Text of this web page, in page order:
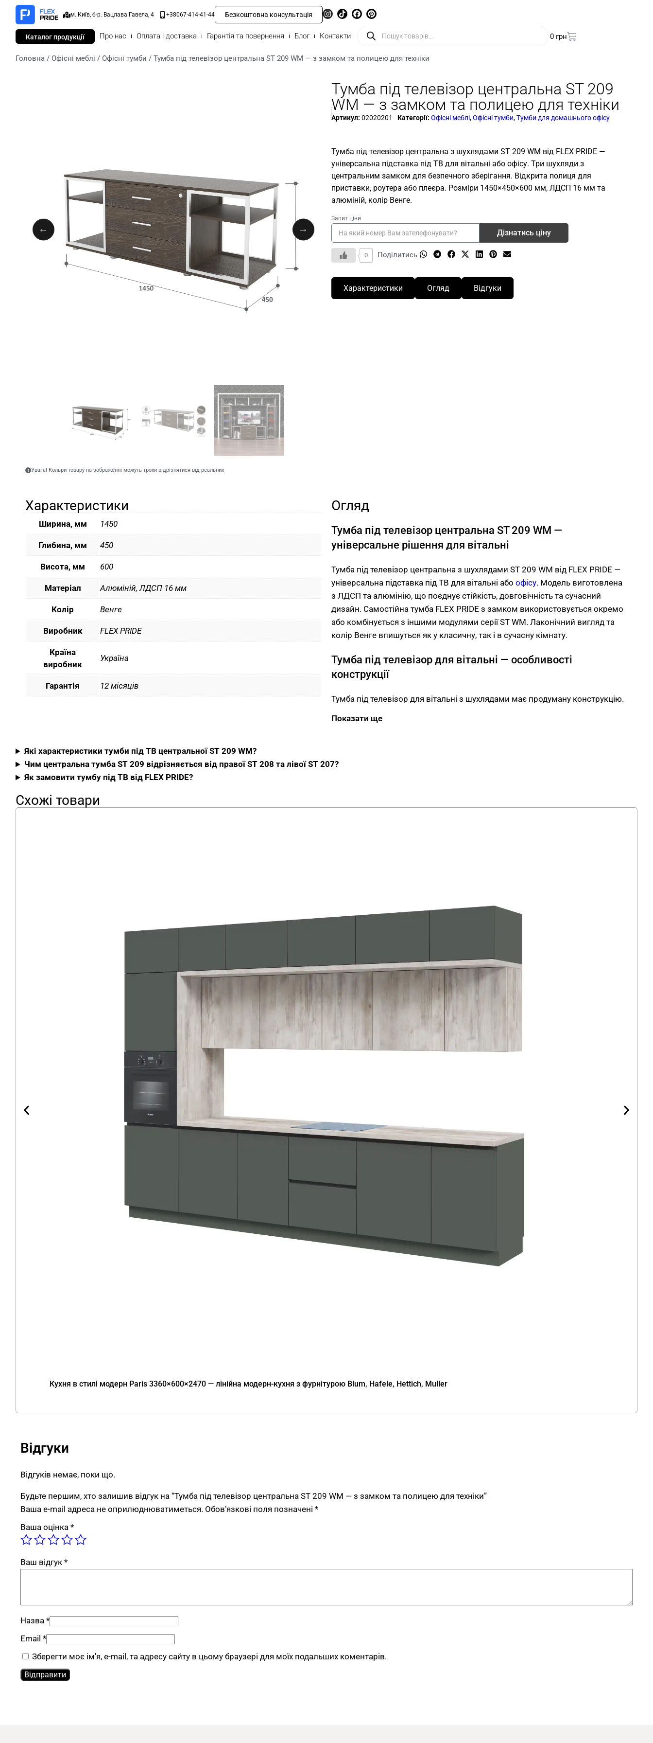
м. Київ, б-р. Вацлава Гавела, 4 +38067-414-41-44 Безкоштовна консультація
Каталог продукції Про нас Оплата і доставка Гарантія та повернення Блог Контакти 0 грн
Головна / Офісні меблі / Офісні тумби / Тумба під телевізор центральна ST 209 WM — з замком та полицею для техніки
Увага! Кольри товару на зображенні можуть трохи відрізнятися від реальних
Тумба під телевізор центральна ST 209
WM — з замком та полицею для техніки
Артикул: 02020201 Категорії: Офісні меблі,Офісні тумби,Тумби для домашнього офісу
Тумба під телевізор центральна з шухлядами ST 209 WM від FLEX PRIDE —
універсальна підставка під ТВ для вітальні або офісу. Три шухляди з
центральним замком для безпечного зберігання. Відкрита полиця для
приставки, роутера або плеєра. Розміри 1450×450×600 мм, ЛДСП 16 мм та
алюміній, колір Венге.
Запит ціни
Дізнатись ціну
0 Поділитись
Характеристики Огляд Відгуки
Характеристики
Ширина, мм 1450
Глибина, мм 450
Висота, мм 600
Матеріал Алюміній, ЛДСП 16 мм
Колір Венге
Виробник FLEX PRIDE
Країна
виробник
Україна
Гарантія 12 місяців
Огляд
Тумба під телевізор центральна ST 209 WM —
універсальне рішення для вітальні
Тумба під телевізор центральна з шухлядами ST 209 WM від FLEX PRIDE —
універсальна підставка під ТВ для вітальні або офісу. Модель виготовлена
з ЛДСП та алюмінію, що поєднує стійкість, довговічність та сучасний
дизайн. Самостійна тумба FLEX PRIDE з замком використовується окремо
або комбінується з іншими модулями серії ST WM. Лаконічний вигляд та
колір Венге впишуться як у класичну, так і в сучасну кімнату.
Тумба під телевізор для вітальні — особливості
конструкції
Тумба під телевізор для вітальні з шухлядами має продуману конструкцію.
документів, пультів та дрібних предметів. Міцні металеві направляючі
стільниця розрахована під розміщення сучасного телевізора. Отвір у
перевантажує інтер’єр, підходить як для класичних, так і для сучасних
кімнат.
Широкий вибір кольорів.Венге — стандартний варіант. Замовте в
будь-якому кольорі ЛДСП ізпалітри FLEX PRIDE
Центральна модель — частина серії ST WM
Тумба під телевізор центральна ST 209 WM входить до модульної серії FLEX
PRIDE з трьох моделей однакових розмірів 1450×450×600 мм. Центральна
модель самостійна — підходить для використання окремо. Її також можна
Тумбу під телевізор центральну можна замовити безпосередньо у
виробника FLEX PRIDE з доставкою по Києву та всій Україні. Модель добре
шухляди з правого боку.
— шухляди з лівого боку.
Комбінуйте для симетричної композиції. Також дивіться
Показати ще
Які характеристики тумби під ТВ центральної ST 209 WM?
Чим центральна тумба ST 209 відрізняється від правої ST 208 та лівої ST 207?
Як замовити тумбу під ТВ від FLEX PRIDE?
Схожі товари
Кухня в стилі модерн Paris 3360×600×2470 — лінійна модерн-кухня з фурнітурою Blum, Hafele, Hettich, Muller
Відгуки
Відгуків немає, поки що.
Будьте першим, хто залишив відгук на “Тумба під телевізор центральна ST 209 WM — з замком та полицею для техніки”
Ваша e-mail адреса не оприлюднюватиметься. Обов’язкові поля позначені *
Ваша оцінка *
Ваш відгук *
Назва *
Email *
Зберегти моє ім'я, e-mail, та адресу сайту в цьому браузері для моїх подальших коментарів.